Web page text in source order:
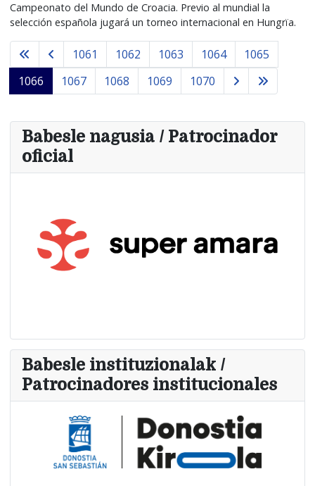
Campeonato del Mundo de Croacia. Previo al mundial la
selección española jugará un torneo internacional en Hungrïa.
1061 1062 1063 1064
1065
1066
1067 1068 1069 1070
Babesle nagusia / Patrocinador
oficial
Babesle instituzionalak /
Patrocinadores institucionales